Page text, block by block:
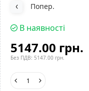
Попер.
В наявності
5147.00 грн.
Без ПДВ: 5147.00 грн.